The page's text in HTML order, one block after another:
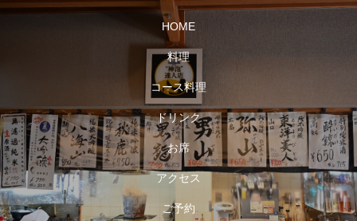
HOME
料理
コース料理
ドリンク
お席
アクセス
ご予約